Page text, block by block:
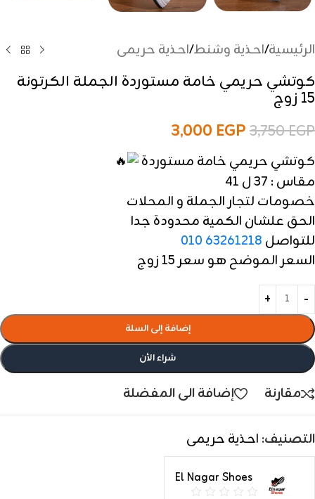
الرئيسية/احذية وشنط/احذية حريمى
كوتشي حريمي خامة مستوردة الجملة الكرتونة
15 زوج
3,750EGP
3,000 EGP
كوتشي حريمي خامة مستوردة
مقاس : 37 ل 41
خصومات لتجار الجملة و المحلات
الحق علشان الكمية محدودة جدا
للتواصل 010 63261218
السعر الموضح هو سعر 15 زوج
إضافة إلى السلة
شراء الأن
مقارنة إضافة الى المفضلة
التصنيف: احذية حريمى
El Nagar Shoes